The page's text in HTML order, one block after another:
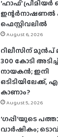
‘ഹാഫ്’
ഇന്റര്‍നാഷണല്‍
ഫെസ്റ്റിവലില്‍
August 6, 2026
റിലീസിന് മുൻപ്
300 കോടി
നായകൻ; ഇനി
ഒടിടിയിലേക്ക്,
കാണാം?
August 5, 2026
‘ഗപ്പി‘യുടെ
വാർഷികം;